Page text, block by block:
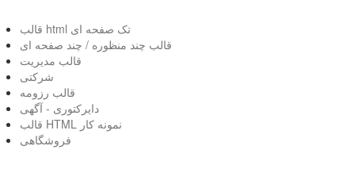
قالب html تک صفحه ای
قالب چند منظوره / چند صفحه ای
قالب مدیریت
شرکتی
قالب رزومه
دایرکتوری - آگهی
قالب HTML نمونه کار
فروشگاهی